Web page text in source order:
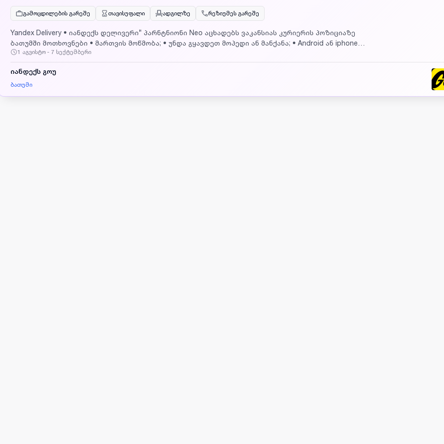
გამოცდილების გარეშე თავისუფალი ადგილზე რეზიუმეს გარეშე
Yandex Delivery • იანდექს დელივერი” პარნტნიონი Neo აცხადებს ვაკანსიას კურიერის პოზიციაზე
ბათუმში მოთხოვნები • მართვის მოწმობა; • უნდა გყავდეთ მოპედი ან მანქანა; • Android ან iphone
პლატფორმის ტელეფონი. პირობები •ანაზღაურება გამომუშვებით 2000-3500 ლარი თვეში;
•თავისუფალი გრაფიკი ( იმუშავეთ როცა გინდათ და რამდენიც გინდათ ); •YANDEX EATS შეკვეთებზე
მუშაობა; •თანხის ჩარიცხვა ყოველდღე; •მხარდაჭერა 24/7; გაიარეთ რეგისტრაცია საიტზე: yandex-
partner.ge
1 აგვისტო - 7 სექტემბერი
იანდექს გოუ
ბათუმი